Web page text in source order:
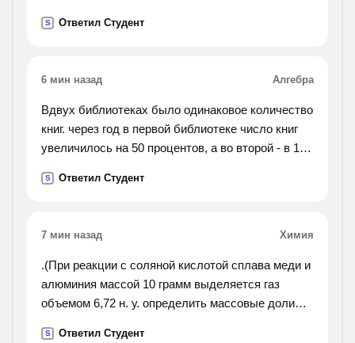
S Ответил Студент
6 мин назад Алгебра
Вдвух библиотеках было одинаковое количество
книг. через год в первой библиотеке число книг
увеличилось на 50 процентов, а во второй - в 1,5
S Ответил Студент
7 мин назад Химия
.(При реакции с соляной кислотой сплава меди и
алюминия массой 10 грамм выделяется газ
объемом 6,72 н. у. определить массовые доли
S Ответил Студент